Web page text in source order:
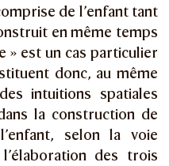
de l’enfant tant
en même temps
» est un cas particulier
donc, au même
intuitions spatiales
la construction de
selon la voie
des trois